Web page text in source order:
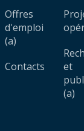
Offres
d'emploi
(a)
Contacts
et
(a)